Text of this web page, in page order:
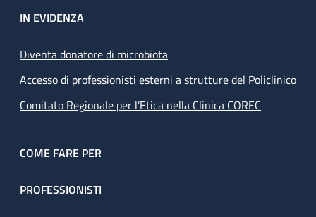
IN EVIDENZA
Diventa donatore di microbiota
Accesso di professionisti esterni a strutture del Policlinico
Comitato Regionale per l’Etica nella Clinica COREC
COME FARE PER
PROFESSIONISTI